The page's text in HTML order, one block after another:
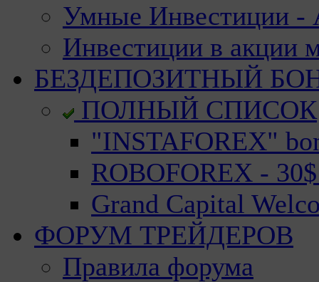
Умные Инвестиции -
Инвестиции в акции
БЕЗДЕПОЗИТНЫЙ
ПОЛНЫЙ СПИСОК
"INSTAFOREX"
ROBOFOREX -
Grand Capital
ФОРУМ ТРЕЙДЕРОВ
Правила форума